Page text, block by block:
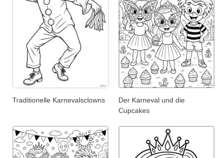
Traditionelle Karnevalsclowns
Der Karneval und die
Cupcakes